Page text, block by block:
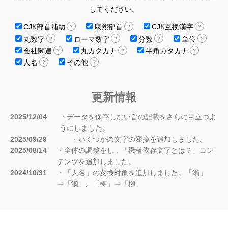
してください。
CJK部首補助 ? 康熙部首 ? CJK互換漢字 ?
丸数字 ? ローマ数字 ? 分数 ? 単位 ?
会社関連 ? 丸カタカナ ? 半角カタカナ ?
人名 ? その他 ?
更新情報
2025/12/04
・データを保存しない旨の記載をさらに目立つよ
うにしました。
2025/09/29
・いくつかの文字の変換を追加しました。
2025/08/14
・全体の調整をし，「機種依存文字とは？」コン
テンツを追加しました。
2024/10/31
・「人名」の変換対象を追加しました。「瀨」
⇒「瀬」。「桺」⇒「柳」